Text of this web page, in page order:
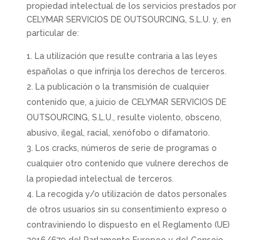
propiedad intelectual de los servicios prestados por
CELYMAR SERVICIOS DE OUTSOURCING, S.L.U. y, en
particular de:
La utilización que resulte contraria a las leyes
españolas o que infrinja los derechos de terceros.
La publicación o la transmisión de cualquier
contenido que, a juicio de CELYMAR SERVICIOS DE
OUTSOURCING, S.L.U., resulte violento, obsceno,
abusivo, ilegal, racial, xenófobo o difamatorio.
Los cracks, números de serie de programas o
cualquier otro contenido que vulnere derechos de
la propiedad intelectual de terceros.
La recogida y/o utilización de datos personales
de otros usuarios sin su consentimiento expreso o
contraviniendo lo dispuesto en el Reglamento (UE)